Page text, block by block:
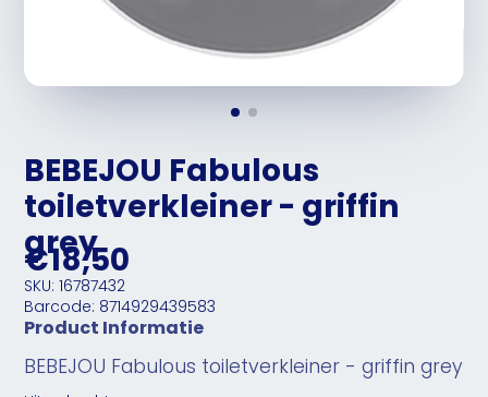
BEBEJOU Fabulous
toiletverkleiner - griffin
grey
€18,50
SKU: 16787432
Barcode: 8714929439583
Product Informatie
BEBEJOU Fabulous toiletverkleiner - griffin grey